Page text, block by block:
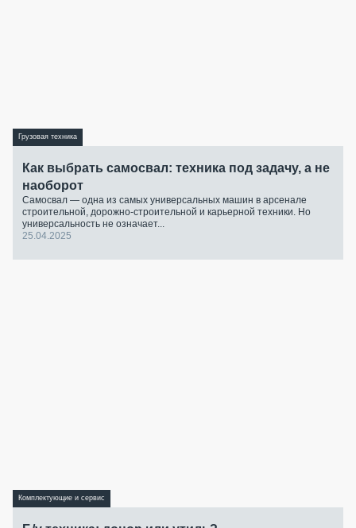
Грузовая техника
Как выбрать самосвал: техника под задачу, а не
наоборот
Самосвал — одна из самых универсальных машин в арсенале
строительной, дорожно-строительной и карьерной техники. Но
универсальность не означает...
25.04.2025
Комплектующие и сервис